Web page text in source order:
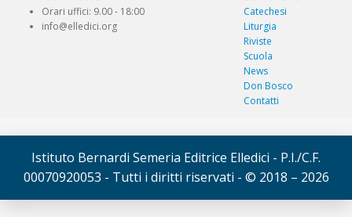
Orari uffici: 9.00 - 18:00
info@elledici.org
Catechesi
Liturgia
Riviste
Scuola
News
Don Bosco
Contatti
Istituto Bernardi Semeria Editrice Elledici - P.I./C.F.
00070920053 - Tutti i diritti riservati - © 2018 – 2026